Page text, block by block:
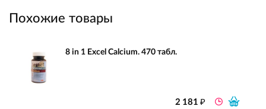
Похожие товары
8 in 1 Excel Calcium. 470 табл.
2 181₽